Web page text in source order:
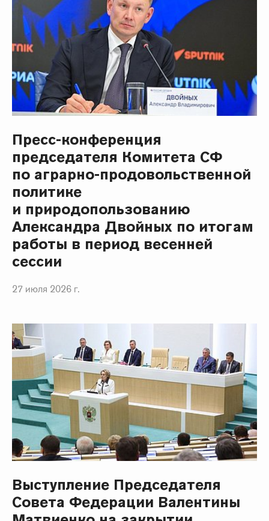
Пресс-конференция
председателя Комитета СФ
по аграрно-продовольственной
политике
и природопользованию
Александра Двойных по итогам
работы в период весенней
сессии
27 июля 2026 г.
Выступление Председателя
Совета Федерации Валентины